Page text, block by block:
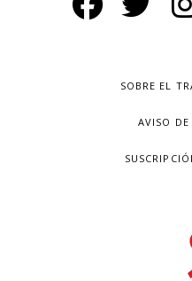
SOBRE EL
AVISO DE